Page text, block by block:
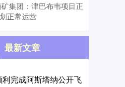
矿集团：津巴布韦项目正
正常运营
最新文章
完成阿斯塔纳公开飞